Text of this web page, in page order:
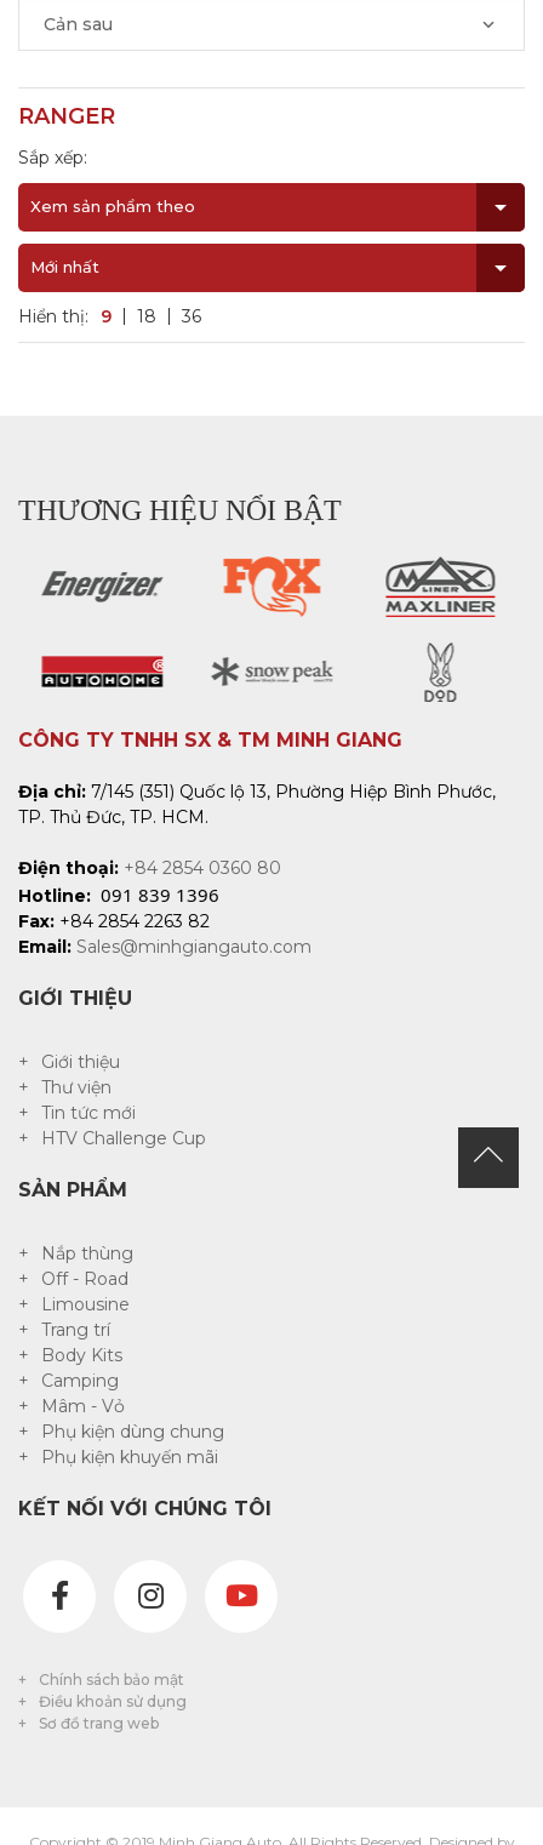
Cản sau
RANGER
Sắp xếp:
Xem sản phẩm theo
Mới nhất
Hiển thị: 9 18 36
THƯƠNG HIỆU NỔI BẬT
CÔNG TY TNHH SX & TM MINH GIANG
Địa chỉ: 7/145 (351) Quốc lộ 13, Phường Hiệp Bình Phước,
TP. Thủ Đức, TP. HCM.
Điện thoại: +84 2854 0360 80
Hotline: 091 839 1396
Fax: +84 2854 2263 82
Email: Sales@minhgiangauto.com
GIỚI THIỆU
Giới thiệu
Thư viện
Tin tức mới
HTV Challenge Cup
SẢN PHẨM
Nắp thùng
Off - Road
Limousine
Trang trí
Body Kits
Camping
Mâm - Vỏ
Phụ kiện dùng chung
Phụ kiện khuyến mãi
KẾT NỐI VỚI CHÚNG TÔI
Chính sách bảo mật
Điều khoản sử dụng
Sơ đồ trang web